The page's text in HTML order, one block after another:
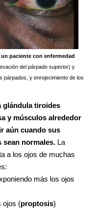
paciente con enfermedad
del párpado superior) y
párpados, y enrojecimiento de los
glándula tiroides
y músculos alrededor
aún cuando sus
sean normales. La
a los ojos de muchas
más los ojos
ojos (proptosis)